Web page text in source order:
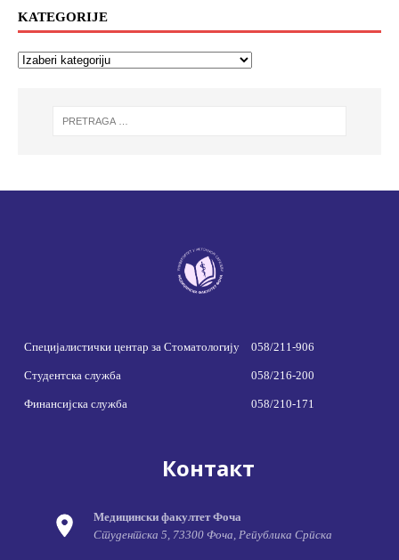
KATEGORIJE
Специјалистички центар за Стоматологију 058/211-906
Студентска служба 058/216-200
Финансијска служба 058/210-171
Контакт
Медицински факултет Фоча
Студентска 5, 73300 Фоча, Република Српска